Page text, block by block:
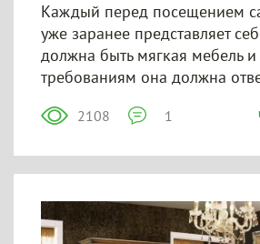
Каждый перед посещением
уже заранее представляет
должна быть мягкая мебель
требованиям она должна
2108 1